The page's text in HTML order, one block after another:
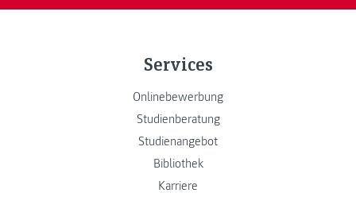
Services
Onlinebewerbung
Studienberatung
Studienangebot
Bibliothek
Karriere